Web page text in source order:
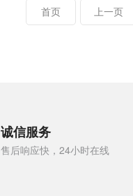
首页 上一页
诚信服务
售后响应快，24小时在线